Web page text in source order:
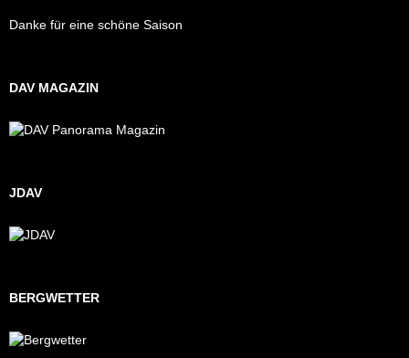
Danke für eine schöne Saison
DAV MAGAZIN
JDAV
BERGWETTER